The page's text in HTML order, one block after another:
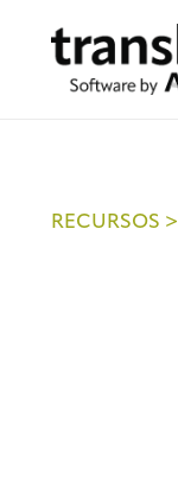
RECURSOS >